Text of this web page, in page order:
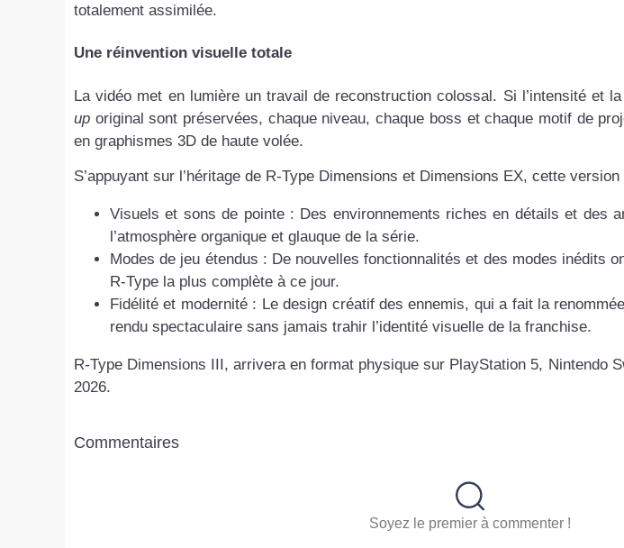
totalement assimilée.
Une réinvention visuelle totale
La vidéo met en lumière un travail de reconstruction colossal. Si l’intensité et
up original sont préservées, chaque niveau, chaque boss et chaque motif de
en graphismes 3D de haute volée.
S’appuyant sur l’héritage de R-Type Dimensions et Dimensions EX, cette
Visuels et sons de pointe : Des environnements riches en détails et des
l’atmosphère organique et glauque de la série.
Modes de jeu étendus : De nouvelles fonctionnalités et des modes inédits
R-Type la plus complète à ce jour.
Fidélité et modernité : Le design créatif des ennemis, qui a fait la
rendu spectaculaire sans jamais trahir l’identité visuelle de la franchise.
R-Type Dimensions III, arrivera en format physique sur PlayStation 5, Nintendo
2026.
Commentaires
Soyez le premier à commenter !